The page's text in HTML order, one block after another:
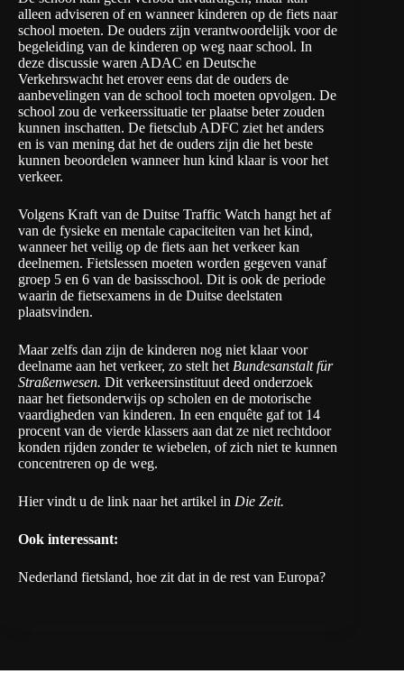
alleen adviseren of en wanneer kinderen op de fiets naar
school moeten. De ouders zijn verantwoordelijk voor de
begeleiding van de kinderen op weg naar school. In
deze discussie waren ADAC en Deutsche
Verkehrswacht het erover eens dat de ouders de
aanbevelingen van de school toch moeten opvolgen. De
school zou de verkeerssituatie ter plaatse beter zouden
kunnen inschatten. De fietsclub ADFC ziet het anders
en is van mening dat het de ouders zijn die het beste
kunnen beoordelen wanneer hun kind klaar is voor het
verkeer.
Volgens Kraft van de Duitse Traffic Watch hangt het af
van de fysieke en mentale capaciteiten van het kind,
wanneer het veilig op de fiets aan het verkeer kan
deelnemen. Fietslessen moeten worden gegeven vanaf
groep 5 en 6 van de basisschool. Dit is ook de periode
waarin de fietsexamens in de Duitse deelstaten
plaatsvinden.
Maar zelfs dan zijn de kinderen nog niet klaar voor
deelname aan het verkeer, zo stelt het Bundesanstalt für
Straßenwesen. Dit verkeersinstituut deed onderzoek
naar het fietsonderwijs op scholen en de motorische
vaardigheden van kinderen. In een enquête gaf tot 14
procent van de vierde klassers aan dat ze niet rechtdoor
konden rijden zonder te wiebelen, of zich niet te kunnen
concentreren op de weg.
Hier vindt u de link naar het artikel in Die Zeit.
Ook interessant:
Nederland fietsland, hoe zit dat in de rest van Europa?